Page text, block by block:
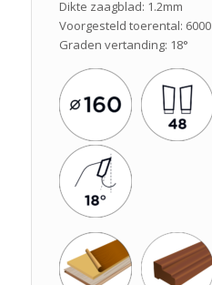
Dikte zaagblad: 1.2mm
Voorgesteld toerental: 6000
Graden vertanding: 18°